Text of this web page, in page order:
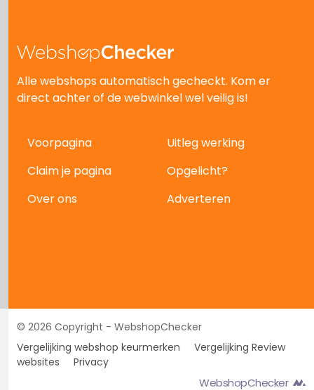
Alle webshops automatisch gecheckt. Kom er
direct achter of de webwinkel wel veilig is!
Voorpagina
Uitleg werking
Claim je pagina
Opgelicht?
Over ons
Adverteren
© 2026 Copyright - WebshopChecker
Vergelijking webshop keurmerken
Vergelijking Review
websites
Privacy
WebshopChecker